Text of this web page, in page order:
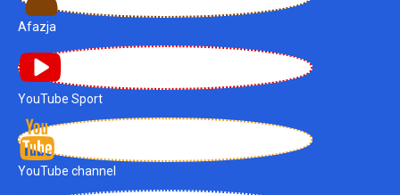
Afazja
YouTube Sport
YouTube channel